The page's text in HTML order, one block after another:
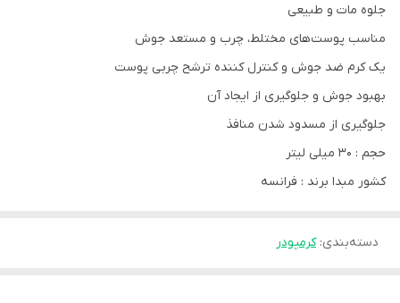
جلوه مات و طبیعی
مناسب پوست‌های مختلط، چرب و مستعد جوش
یک کرم ضد جوش و کنترل کننده ترشح چربی پوست
بهبود جوش و جلوگیری از ایجاد آن
جلوگیری از مسدود شدن منافذ
حجم : 30 میلی لیتر
کشور مبدا برند : فرانسه
دسته‌بندی:کرمپودر